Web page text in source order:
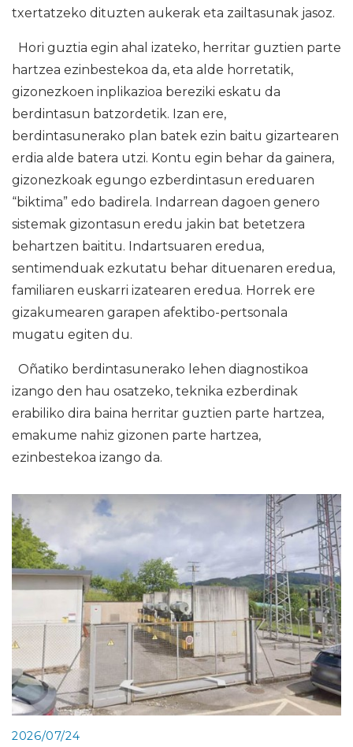
txertatzeko dituzten aukerak eta zailtasunak jasoz.
Hori guztia egin ahal izateko, herritar guztien parte
hartzea ezinbestekoa da, eta alde horretatik,
gizonezkoen inplikazioa bereziki eskatu da
berdintasun batzordetik. Izan ere,
berdintasunerako plan batek ezin baitu gizartearen
erdia alde batera utzi. Kontu egin behar da gainera,
gizonezkoak egungo ezberdintasun ereduaren
“biktima” edo badirela. Indarrean dagoen genero
sistemak gizontasun eredu jakin bat betetzera
behartzen baititu. Indartsuaren eredua,
sentimenduak ezkutatu behar dituenaren eredua,
familiaren euskarri izatearen eredua. Horrek ere
gizakumearen garapen afektibo-pertsonala
mugatu egiten du.
Oñatiko berdintasunerako lehen diagnostikoa
izango den hau osatzeko, teknika ezberdinak
erabiliko dira baina herritar guztien parte hartzea,
emakume nahiz gizonen parte hartzea,
ezinbestekoa izango da.
2026/07/24